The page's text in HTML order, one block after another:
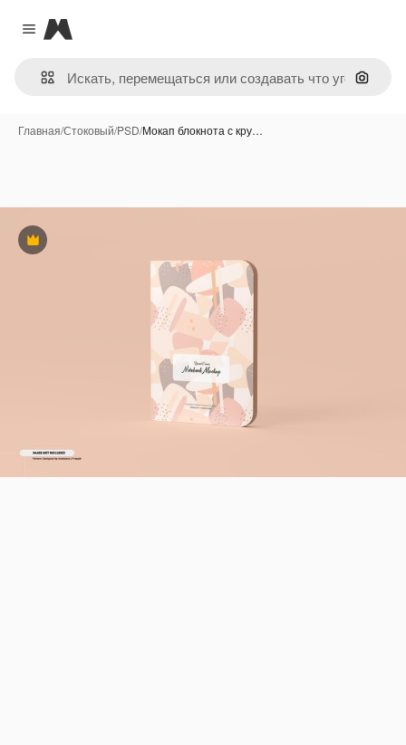
Close menu
Magnific
Поиск
Главная/Стоковый/PSD/Мокап блокнота с кру…
Премиум